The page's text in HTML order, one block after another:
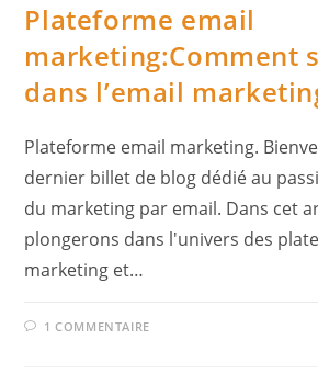
Plateforme email
marketing:Comment
dans l’email
Plateforme email marketing.
dernier billet de blog dédié au
du marketing par email. Dans cet
plongerons dans l'univers des
marketing et…
1 COMMENTAIRE